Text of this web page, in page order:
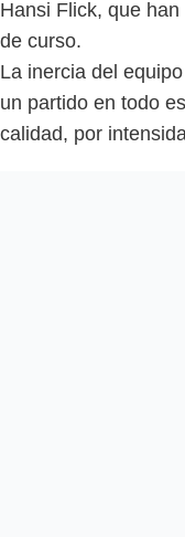
Hansi Flick, que
de curso.
La inercia del
un partido en todo
calidad, por